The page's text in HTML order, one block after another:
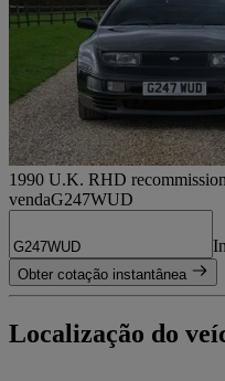
1990 U.K. RHD
vendaG247WUD
Obter cotação instantânea
Localização do